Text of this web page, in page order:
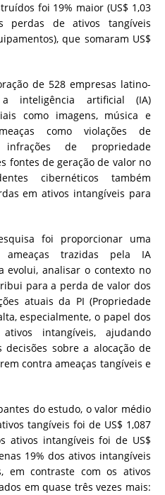
foi 19% maior (US$ 1,03
perdas de ativos tangíveis
que somaram US$
de 528 empresas latino-
inteligência artificial (IA)
como imagens, música e
como violações de
infrações de propriedade
fontes de geração de valor no
cibernéticos também
em ativos intangíveis para
foi proporcionar uma
ameaças trazidas pela IA
evolui, analisar o contexto no
para a perda de valor dos
atuais da PI (Propriedade
especialmente, o papel dos
intangíveis, ajudando
sobre a alocação de
contra ameaças tangíveis e
do estudo, o valor médio
tangíveis foi de US$ 1,087
ativos intangíveis foi de US$
19% dos ativos intangíveis
em contraste com os ativos
em quase três vezes mais: